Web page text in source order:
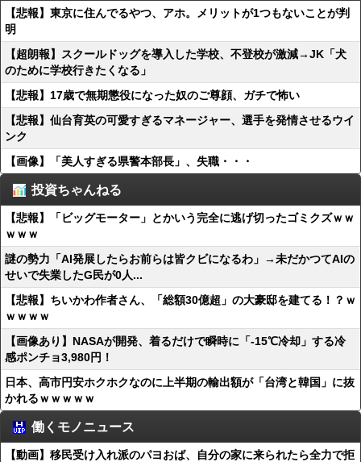
【悲報】東京に住んでるやつ、アホ。メリットが1つもないことが判
明
【超朗報】スクールドッグを導入した学校、不登校が激減→JK「犬
のために学校行きたくなる」
【悲報】17歳で無期懲役になった奴のご尊顔、ガチで怖い
【悲報】仙台育英の可愛すぎるマネージャー、選手を発情させるウイ
ンク
【画像】「美人すぎる県警本部長」、失職・・・
投資ちゃんねる
【悲報】「ビッグモーター」とかいう完全に逃げ切ったゴミクズｗｗ
ｗｗｗ
謎の勢力「AI発展したらお前らは皆クビになるわ」→未だかつてAIの
せいで失業したG民が0人...
【悲報】ちいかわ作者さん、「総額30億超」の大豪邸を建てる！？ｗ
ｗｗｗｗ
【画像あり】NASAが開発、着るだけで瞬時に「-15℃冷却」する冷
感ポンチョ3,980円！
日本、高市円安ホクホクなのに上半期の輸出額が「台湾と韓国」に抜
かれるｗｗｗｗｗ
働くモノニュース
【動画】移民受け入れ派のパヨおば、自分の家に来られたら全力で拒